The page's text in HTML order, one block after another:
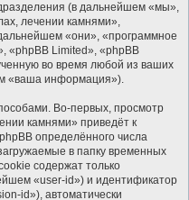
(в дальнейшем «мы»,
лечении камнями»,
«они», «программное
«phpBB Limited», «phpBB
во время любой из ваших
«ваша информация»).
Во-первых, просмотр
камнями» приведёт к
определённого числа
в папку временных
содержат только
«user-id») и идентификатор
id»), автоматически